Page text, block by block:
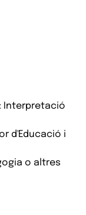
Interpretació
d'Educació i
o altres